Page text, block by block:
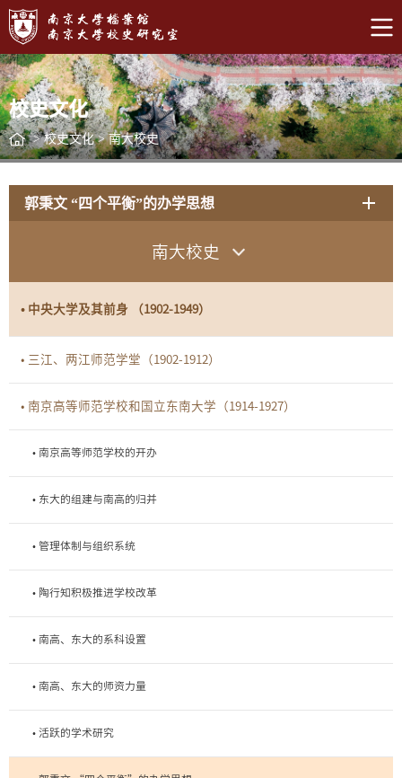
校史文化
> 校史文化 > 南大校史
郭秉文 “四个平衡”的办学思想
南大校史
• 中央大学及其前身 （1902-1949）
• 三江、两江师范学堂（1902-1912）
• 南京高等师范学校和国立东南大学（1914-1927）
• 南京高等师范学校的开办
• 东大的组建与南高的归并
• 管理体制与组织系统
• 陶行知积极推进学校改革
• 南高、东大的系科设置
• 南高、东大的师资力量
• 活跃的学术研究